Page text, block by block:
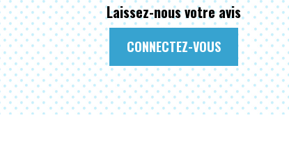
Laissez-nous votre avis
CONNECTEZ-VOUS